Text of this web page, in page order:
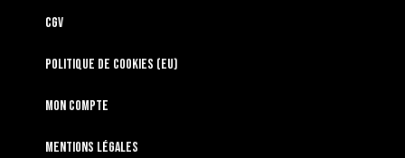
CGV
Politique de cookies (EU)
Mon compte
Mentions légales